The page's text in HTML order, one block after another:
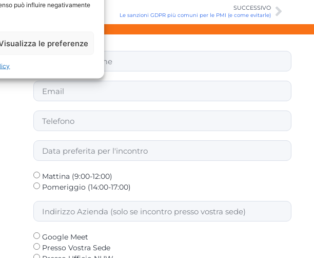
può influire negativamente
le preferenze
SUCCESSIVO
Le sanzioni GDPR più comuni per le PMI (e come evitarle)
Mattina (9:00-12:00)
Pomeriggio (14:00-17:00)
Google Meet
Presso Vostra Sede